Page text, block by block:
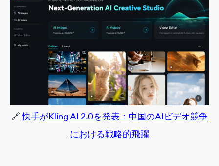
🔗 快手がKling AI 2.0を発表：中国のAIビデオ競争
における戦略的飛躍